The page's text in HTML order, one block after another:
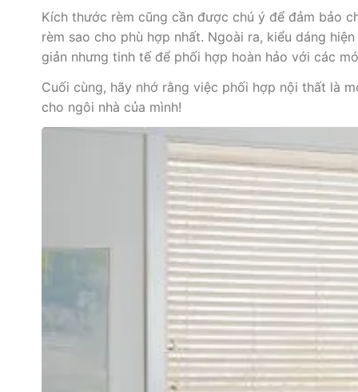
Kích thước rèm cũng cần được chú ý để đảm bảo
rèm sao cho phù hợp nhất. Ngoài ra, kiểu dáng
giản nhưng tinh tế để phối hợp hoàn hảo với các
Cuối cùng, hãy nhớ rằng việc phối hợp nội thất là
cho ngôi nhà của mình!